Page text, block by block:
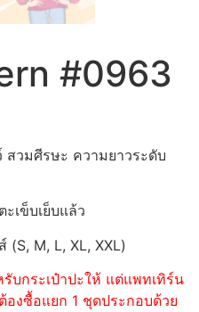
#0963
สวมศีรษะ ความยาวระดับ
เข็บเย็บแล้ว
M, L, XL, XXL)
บกระเป๋าปะให้ แต่แพทเทิร์น
องซื้อแยก 1 ชุดประกอบด้วย